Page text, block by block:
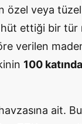
özel veya
ettiği bir tür
verilen
100
ait.